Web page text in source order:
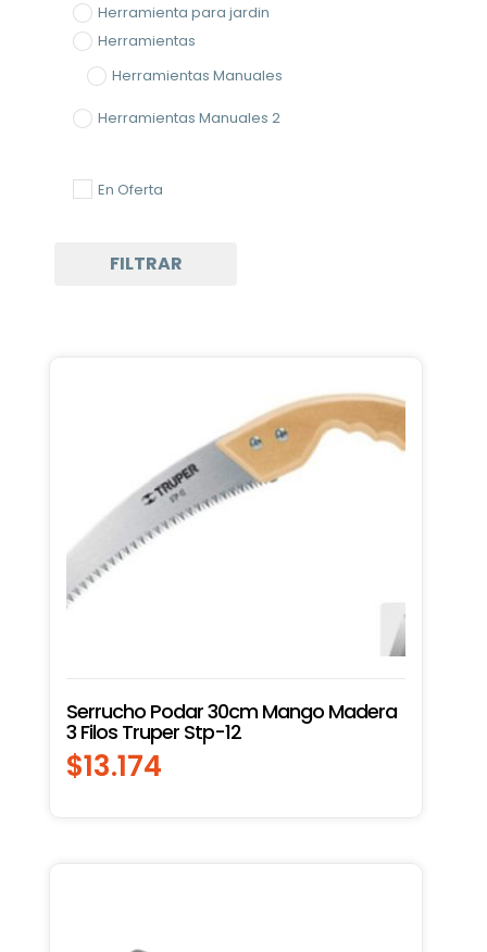
Herramienta para jardin
Herramientas
Herramientas Manuales
Herramientas Manuales 2
Serruchos
En Oferta
FILTRAR
Serrucho Podar 30cm Mango Madera
3 Filos Truper Stp-12
$13.174